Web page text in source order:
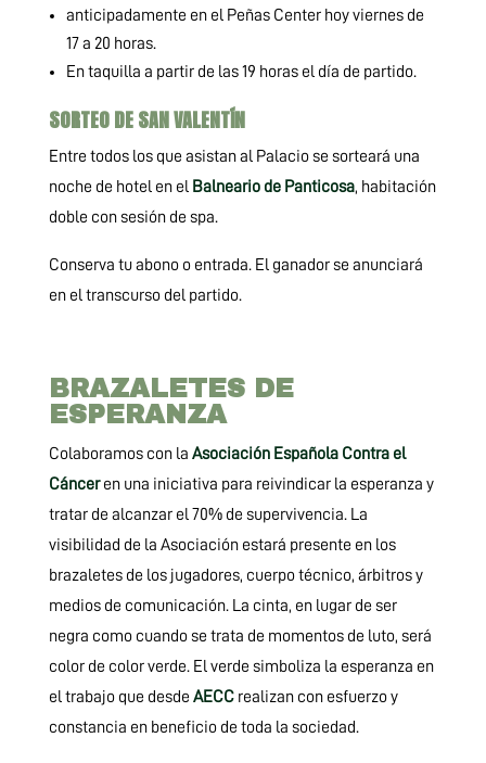
anticipadamente en el Peñas Center hoy viernes de
17 a 20 horas.
En taquilla a partir de las 19 horas el día de partido.
SORTEO DE SAN VALENTÍN
Entre todos los que asistan al Palacio se sorteará una
noche de hotel en el Balneario de Panticosa, habitación
doble con sesión de spa.
Conserva tu abono o entrada. El ganador se anunciará
en el transcurso del partido.
BRAZALETES DE
ESPERANZA
Colaboramos con la Asociación Española Contra el
Cánceren una iniciativa para reivindicar la esperanza y
tratar de alcanzar el 70% de supervivencia. La
visibilidad de la Asociación estará presente en los
brazaletes de los jugadores, cuerpo técnico, árbitros y
medios de comunicación. La cinta, en lugar de ser
negra como cuando se trata de momentos de luto, será
color de color verde. El verde simboliza la esperanza en
el trabajo que desde AECCrealizan con esfuerzo y
constancia en beneficio de toda la sociedad.